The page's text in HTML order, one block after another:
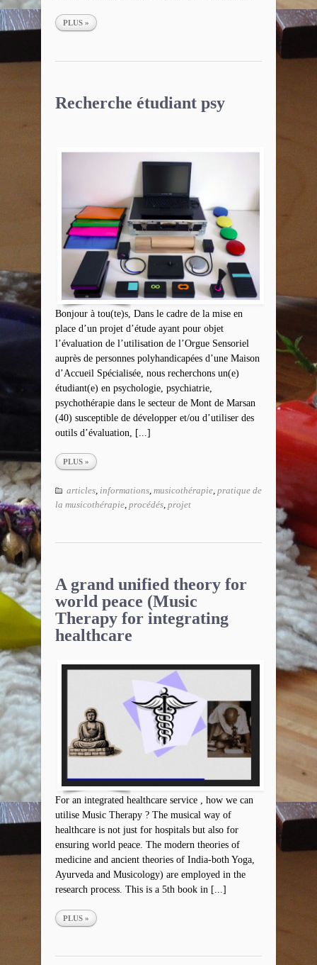
PLUS »
Recherche étudiant psy
Bonjour à tou(te)s, Dans le cadre de la mise en
place d’un projet d’étude ayant pour objet
l’évaluation de l’utilisation de l’Orgue Sensoriel
auprès de personnes polyhandicapées d’une Maison
d’Accueil Spécialisée, nous recherchons un(e)
étudiant(e) en psychologie, psychiatrie,
psychothérapie dans le secteur de Mont de Marsan
(40) susceptible de développer et/ou d’utiliser des
outils d’évaluation, [...]
PLUS »
articles informations musicothérapie pratique de
la musicothérapie procédés projet
A grand unified theory for
world peace (Music
Therapy for integrating
healthcare
For an integrated healthcare service , how we can
utilise Music Therapy ? The musical way of
healthcare is not just for hospitals but also for
ensuring world peace. The modern theories of
medicine and ancient theories of India-both Yoga,
Ayurveda and Musicology) are employed in the
research process. This is a 5th book in [...]
PLUS »